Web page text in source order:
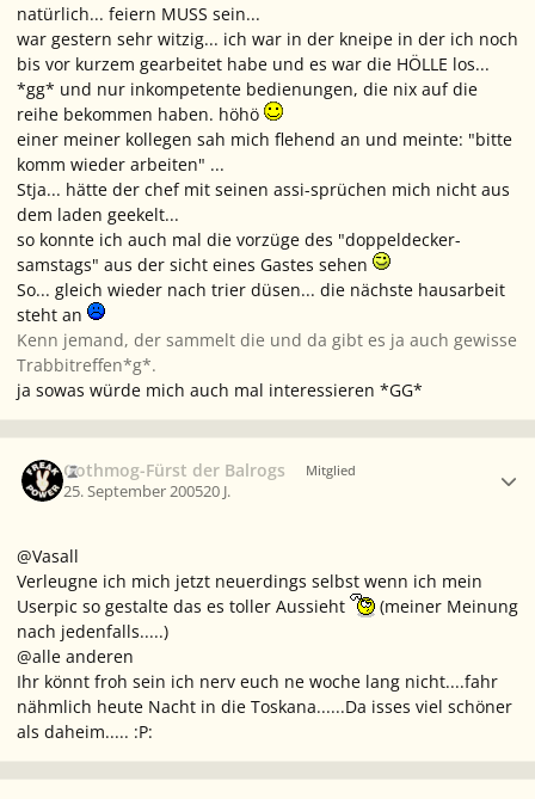
natürlich... feiern MUSS sein...
war gestern sehr witzig... ich war in der kneipe in der ich noch
bis vor kurzem gearbeitet habe und es war die HÖLLE los...
*gg* und nur inkompetente bedienungen, die nix auf die
reihe bekommen haben. höhö
einer meiner kollegen sah mich flehend an und meinte: "bitte
komm wieder arbeiten" ...
Stja... hätte der chef mit seinen assi-sprüchen mich nicht aus
dem laden geekelt...
so konnte ich auch mal die vorzüge des "doppeldecker-
samstags" aus der sicht eines Gastes sehen
So... gleich wieder nach trier düsen... die nächste hausarbeit
steht an
Kenn jemand, der sammelt die und da gibt es ja auch gewisse
Trabbitreffen*g*.
ja sowas würde mich auch mal interessieren *GG*
Gothmog-Fürst der Balrogs Mitglied
25. September 200520 J.
@Vasall
Verleugne ich mich jetzt neuerdings selbst wenn ich mein
Userpic so gestalte das es toller Aussieht
(meiner Meinung
nach jedenfalls.....)
@alle anderen
Ihr könnt froh sein ich nerv euch ne woche lang nicht....fahr
nähmlich heute Nacht in die Toskana......Da isses viel schöner
als daheim..... :P: